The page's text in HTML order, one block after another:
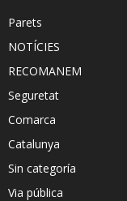
Parets
NOTÍCIES
RECOMANEM
Seguretat
Comarca
Catalunya
Sin categoría
Via pública